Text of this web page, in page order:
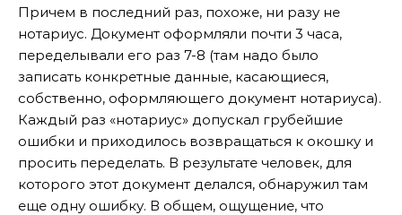
Причем в последний раз, похоже, ни разу не
нотариус. Документ оформляли почти 3 часа,
переделывали его раз 7-8 (там надо было
записать конкретные данные, касающиеся,
собственно, оформляющего документ нотариуса).
Каждый раз «нотариус» допускал грубейшие
ошибки и приходилось возвращаться к окошку и
просить переделать. В результате человек, для
которого этот документ делался, обнаружил там
еще одну ошибку. В общем, ощущение, что